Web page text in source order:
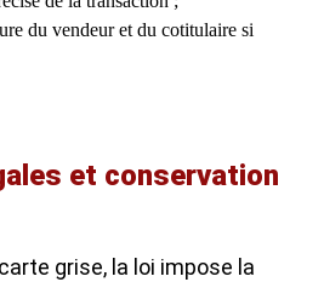
du vendeur et du cotitulaire si
et conservation
grise, la loi impose la